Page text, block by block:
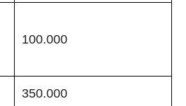
100.000
350.000